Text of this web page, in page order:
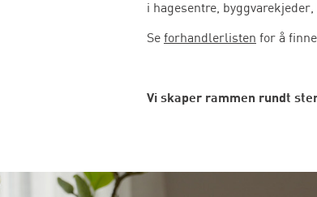
i hagesentre,
Se forhandlerlisten for å
Vi skaper rammen rundt